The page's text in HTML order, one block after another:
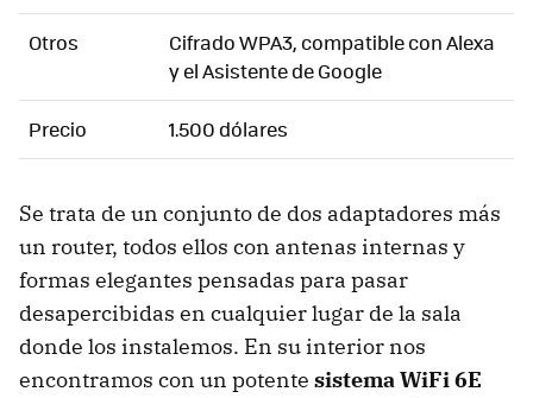
Otros
Cifrado WPA3, compatible con Alexa
y el Asistente de Google
Precio 1.500 dólares
Se trata de un conjunto de dos adaptadores más
un router, todos ellos con antenas internas y
formas elegantes pensadas para pasar
desapercibidas en cualquier lugar de la sala
donde los instalemos. En su interior nos
encontramos con un potente sistema WiFi 6E